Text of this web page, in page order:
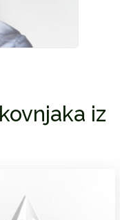
iz